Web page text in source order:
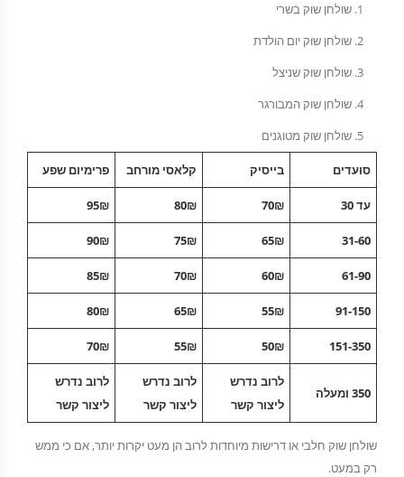
שולחן שוק בשרי
שולחן שוק יום הולדת
שולחן שוק שניצל
שולחן שוק המבורגר
שולחן שוק מטוגנים
סועדים בייסיק קלאסי מורחב פרימיום שפע
עד 30 70₪
80₪
95₪
31-60
65₪
75₪
90₪
61-90
60₪
70₪
85₪
91-150
55₪
65₪
80₪
151-350
50₪
55₪
70₪
350 ומעלה
לרוב נדרש
ליצור קשר
לרוב נדרש
ליצור קשר
לרוב נדרש
ליצור קשר
שולחן שוק חלבי או דרישות מיוחדות לרוב הן מעט יקרות יותר, אם כי ממש
רק במעט.